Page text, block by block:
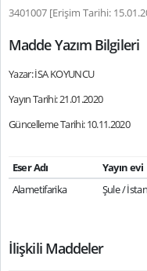
3401007 [Erişim Tarihi:
Madde Yazım Bilgileri
Yazar: İSA KOYUNCU
Yayın Tarihi: 21.01.2020
Güncelleme Tarihi: 10.11.2020
Eser Adı Yayın evi
Alametifarika
Şule /
İlişkili Maddeler